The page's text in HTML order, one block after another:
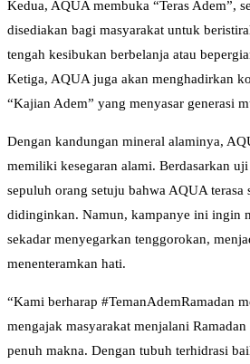
Kedua, AQUA membuka “Teras Adem”,
disediakan bagi masyarakat untuk
tengah kesibukan berbelanja atau
Ketiga, AQUA juga akan menghadirkan
“Kajian Adem” yang menyasar generasi
Dengan kandungan mineral alaminya,
memiliki kesegaran alami. Berdasarkan
sepuluh orang setuju bahwa AQUA terasa
didinginkan. Namun, kampanye ini ingin
sekadar menyegarkan tenggorokan,
menenteramkan hati.
“Kami berharap #TemanAdemRamadan
mengajak masyarakat menjalani
penuh makna. Dengan tubuh terhidrasi